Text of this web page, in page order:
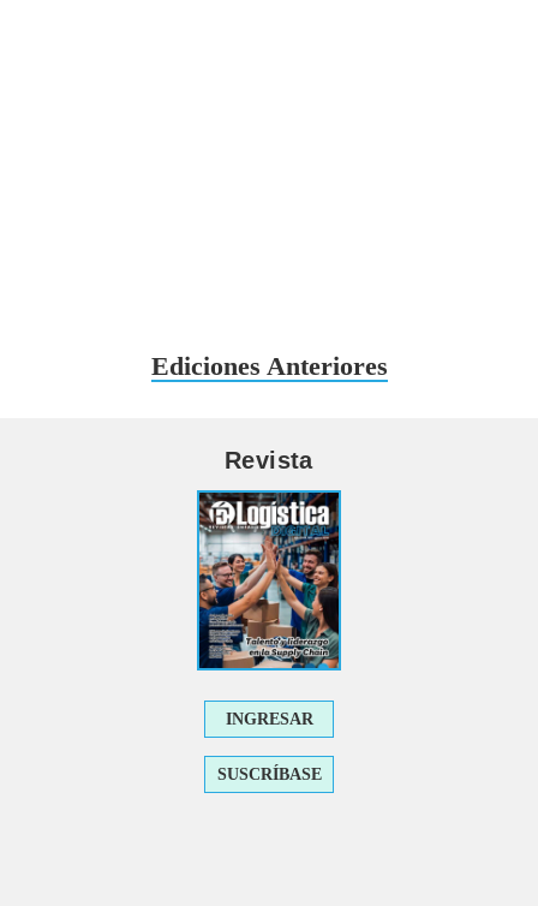
Ediciones Anteriores
Revista
INGRESAR
SUSCRÍBASE